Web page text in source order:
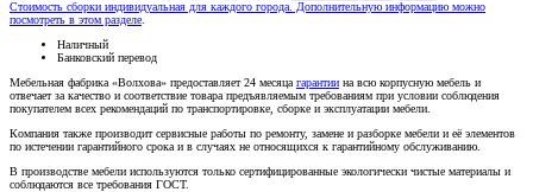
Стоимость сборки индивидуальная для каждого города. Дополнительную информацию можно
посмотреть в этом разделе
Наличный
Банковский перевод
Мебельная фабрика «Волхова» предоставляет 24 месяца гарантии на всю корпусную мебель и
отвечает за качество и соответствие товара предъяв­ляе­мым требованиям при условии соблюдения
покупателем всех рекомендаций по транспорти­ровке, сборке и эксплуатации мебели.
Компания также производит сервисные работы по ремонту, замене и разборке мебели и её элементов
по истечении гарантийного срока и в случаях не относящихся к гарантийному обслуживанию.
В производстве мебели используются только сертифицированные экологически чистые материалы и
соблюдаются все требования ГОСТ.